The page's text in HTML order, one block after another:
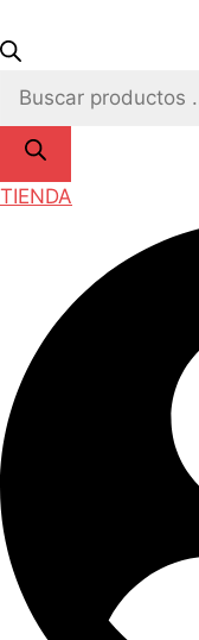
Búsqueda
productos
TIENDA